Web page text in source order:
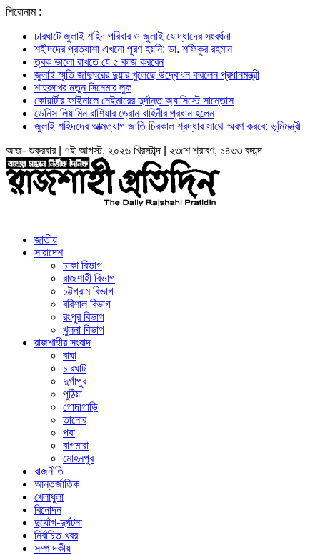
শিরোনাম :
চারঘাটে জুলাই শহিদ পরিবার ও জুলাই যোদ্ধাদের সংবর্ধনা
শহীদদের প্রত্যাশা এখনো পূরণ হয়নি: ডা. শফিকুর রহমান
ত্বক ভালো রাখতে যে ৫ কাজ করবেন
জুলাই স্মৃতি জাদুঘরের দুয়ার খুলেছে উদ্বোধন করলেন প্রধানমন্ত্রী
শাহরুখের নতুন সিনেমার লুক
কোয়ার্টার ফাইনালে নেইমারের দুর্দান্ত অ্যাসিস্টে সান্তোস
ডেনিস লিয়ামিন রাশিয়ার ড্রোন বাহিনীর প্রধান হলেন
জুলাই শহিদদের আত্মত্যাগ জাতি চিরকাল শ্রদ্ধার সাথে স্মরণ করবে: ভূমিমন্ত্রী
আজ- শুক্রবার | ৭ই আগস্ট, ২০২৬ খ্রিস্টাব্দ | ২৩শে শ্রাবণ, ১৪৩৩ বঙ্গাব্দ
জাতীয়
সারাদেশ
ঢাকা বিভাগ
রাজশাহী বিভাগ
চট্টগ্রাম বিভাগ
বরিশাল বিভাগ
রংপুর বিভাগ
খুলনা বিভাগ
রাজশাহীর সংবাদ
বাঘা
চারঘাট
দুর্গাপুর
পুঠিয়া
গোদাগাড়ি
তানোর
পবা
বাগমারা
মোহনপুর
রাজনীতি
আন্তর্জাতিক
খেলাধুলা
বিনোদন
দুর্যোগ-দুর্ঘটনা
নির্বাচিত খবর
সম্পাদকীয়